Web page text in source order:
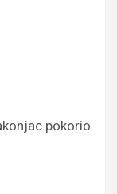
pokorio